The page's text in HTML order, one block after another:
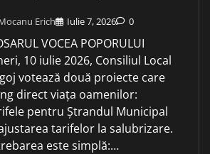
Erich Iulie 7, 2026 0
VOCEA POPORULUI
10 iulie 2026, Consiliul Local
votează două proiecte care
direct viața oamenilor:
pentru Ștrandul Municipal
tarifelor la salubrizare.
este simplă:…